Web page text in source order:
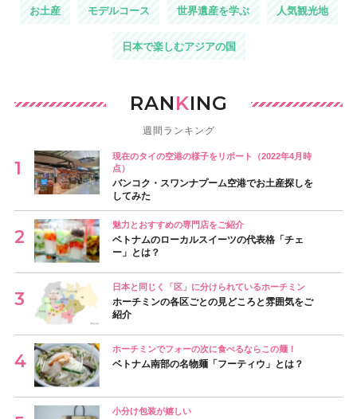
お土産 モデルコース 世界遺産を学ぶ 人気観光地
日本で楽しむアジアの国
RANKING
週間ランキング
現在のタイの空港の様子をリポート（2022年4月時
点）
バンコク・スワンナプーム空港でお土産探しを
してみた
魅力とおすすめの専門店をご紹介
ベトナムのローカルスイーツの代表格「チェ
ー」とは？
日本と同じく「区」に分けられているホーチミン
ホーチミンの各区ごとの見どころと雰囲気をご
紹介
ホーチミンでフォーの次に食べるならこの麺！
ベトナム南部の名物麺「フーティウ」とは？
小分け包装が嬉しい